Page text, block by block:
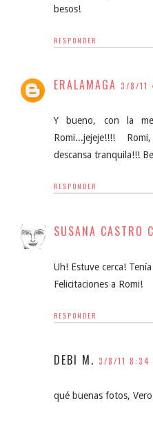
besos!
RESPONDER
ERALAMAGA 3/8/11
Y bueno, con la
Romi...jejeje!!!!
descansa tranquila!!!
RESPONDER
SUSANA CASTRO
Uh! Estuve cerca!
Felicitaciones a Romi!
RESPONDER
DEBI M. 3/8/11 8:34
qué buenas fotos,